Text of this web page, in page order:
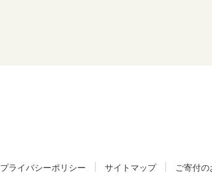
プライバシーポリシー サイトマップ ご寄付